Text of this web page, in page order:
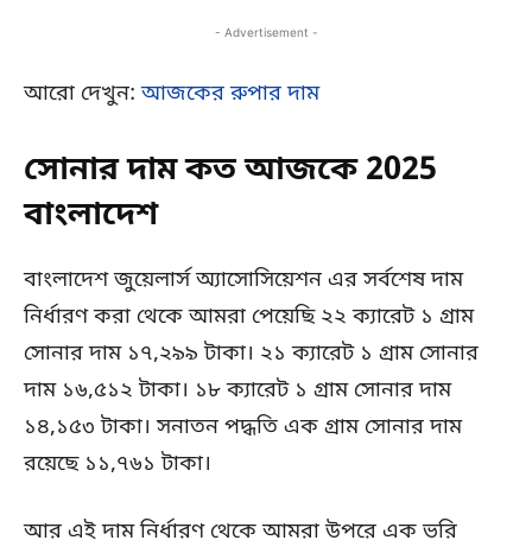
- Advertisement -
আরো দেখুন:আজকের রুপার দাম
সোনার দাম কত আজকে 2025
বাংলাদেশ
বাংলাদেশ জুয়েলার্স অ্যাসোসিয়েশন এর সর্বশেষ দাম
নির্ধারণ করা থেকে আমরা পেয়েছি ২২ ক্যারেট ১ গ্রাম
সোনার দাম ১৭,২৯৯ টাকা। ২১ ক্যারেট ১ গ্রাম সোনার
দাম ১৬,৫১২ টাকা। ১৮ ক্যারেট ১ গ্রাম সোনার দাম
১৪,১৫৩ টাকা। সনাতন পদ্ধতি এক গ্রাম সোনার দাম
রয়েছে ১১,৭৬১ টাকা।
আর এই দাম নির্ধারণ থেকে আমরা উপরে এক ভরি